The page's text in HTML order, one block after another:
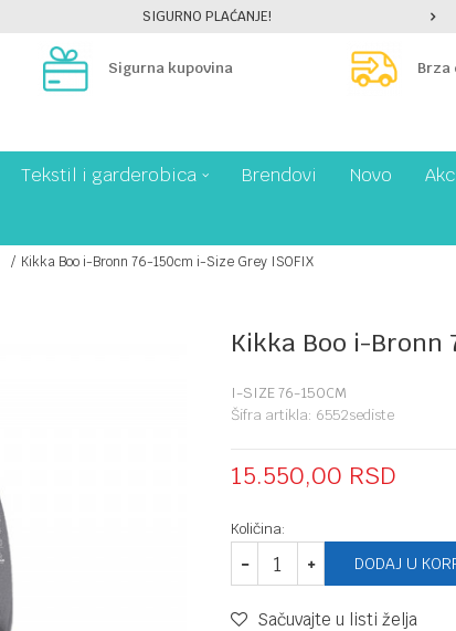
SIGURNO PLAĆANJE!
Sigurna kupovina Brza
Tekstil i garderobica Brendovi Novo
Kikka Boo i-Bronn 76-150cm i-Size Grey ISOFIX
Kikka Boo i-Bronn
I-SIZE 76-150CM
Šifra artikla: 6552sediste
15.550,00 RSD
Količina:
DODAJ U
Sačuvajte u listi želja